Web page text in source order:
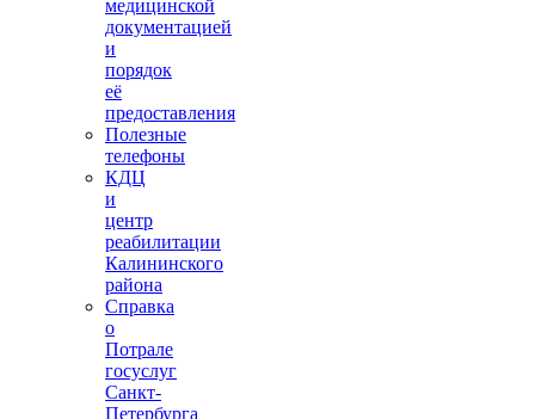
медицинской
документацией
и
порядок
её
предоставления
Полезные
телефоны
КДЦ
и
центр
реабилитации
Калининского
района
Справка
о
Потрале
госуслуг
Санкт-
Петербурга